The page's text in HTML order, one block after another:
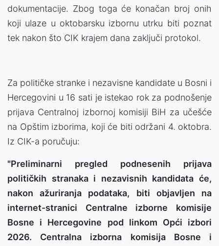
dokumentacije. Zbog toga će konačan broj onih
koji ulaze u oktobarsku izbornu utrku biti poznat
tek nakon što CIK krajem dana zaključi protokol.
Za političke stranke i nezavisne kandidate u Bosni i
Hercegovini u 16 sati je istekao rok za podnošenje
prijava Centralnoj izbornoj komisiji BiH za učešće
na Opštim izborima, koji će biti održani 4. oktobra.
Iz CIK-a poručuju:
"Preliminarni pregled podnesenih prijava
političkih stranaka i nezavisnih kandidata će,
nakon ažuriranja podataka, biti objavljen na
internet-stranici Centralne izborne komisije
Bosne i Hercegovine pod linkom Opći izbori
2026. Centralna izborna komisija Bosne i